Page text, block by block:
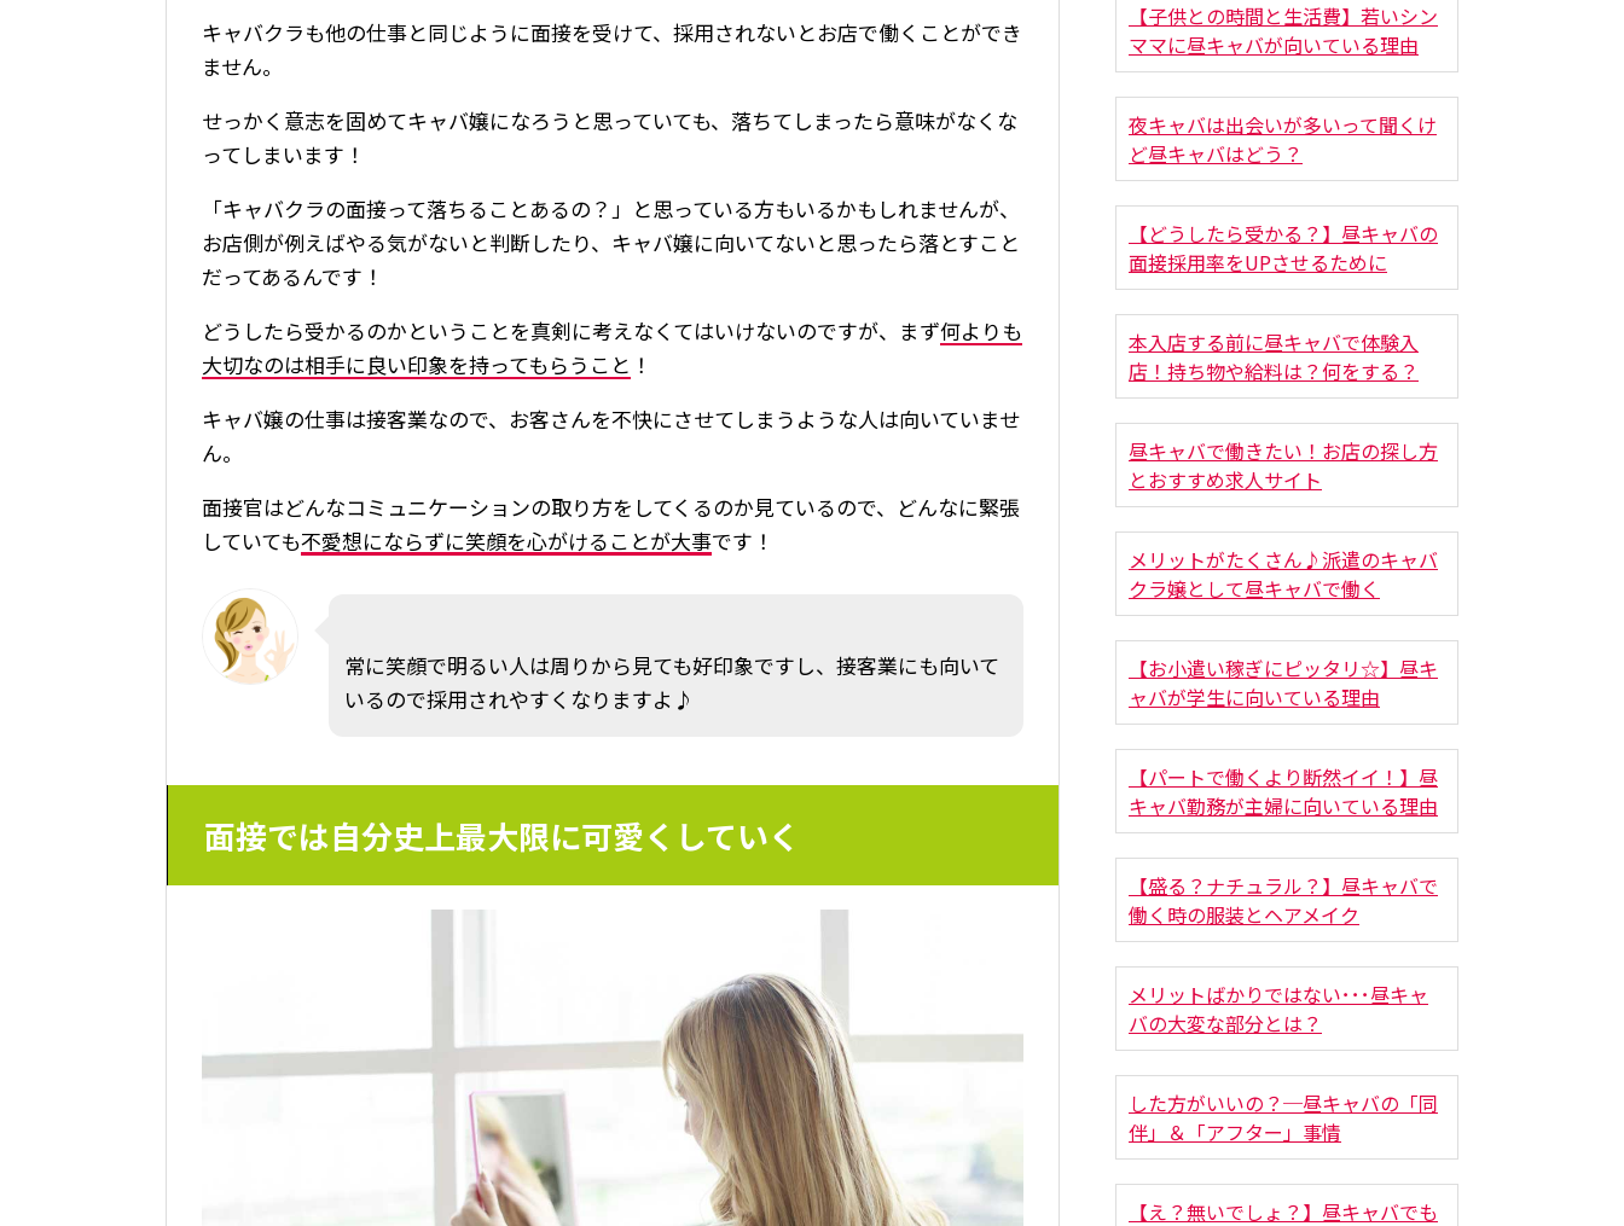
キャバクラも他の仕事と同じように面接を受けて、採用されないとお店で働くことができ
ません。
せっかく意志を固めてキャバ嬢になろうと思っていても、落ちてしまったら意味がなくな
ってしまいます！
「キャバクラの面接って落ちることあるの？」と思っている方もいるかもしれませんが、
お店側が例えばやる気がないと判断したり、キャバ嬢に向いてないと思ったら落とすこと
だってあるんです！
どうしたら受かるのかということを真剣に考えなくてはいけないのですが、まず何よりも
大切なのは相手に良い印象を持ってもらうこと ！
キャバ嬢の仕事は接客業なので、お客さんを不快にさせてしまうような人は向いていませ
ん。
面接官はどんなコミュニケーションの取り方をしてくるのか見ているので、どんなに緊張
していても不愛想にならずに笑顔を心がけることが大事です！
常に笑顔で明るい人は周りから見ても好印象ですし、接客業にも向いて
いるので採用されやすくなりますよ♪
面接では自分史上最大限に可愛くしていく
【子供との時間と生活費】若いシン
ママに昼キャバが向いている理由
夜キャバは出会いが多いって聞くけ
ど昼キャバはどう？
【どうしたら受かる？】昼キャバの
面接採用率をUPさせるために
本入店する前に昼キャバで体験入
店！持ち物や給料は？何をする？
昼キャバで働きたい！お店の探し方
とおすすめ求人サイト
メリットがたくさん♪派遣のキャバ
クラ嬢として昼キャバで働く
【お小遣い稼ぎにピッタリ☆】昼キ
ャバが学生に向いている理由
【パートで働くより断然イイ！】昼
キャバ勤務が主婦に向いている理由
【盛る？ナチュラル？】昼キャバで
働く時の服装とヘアメイク
メリットばかりではない･･･昼キャ
バの大変な部分とは？
した方がいいの？─昼キャバの「同
伴」＆「アフター」事情
【え？無いでしょ？】昼キャバでも